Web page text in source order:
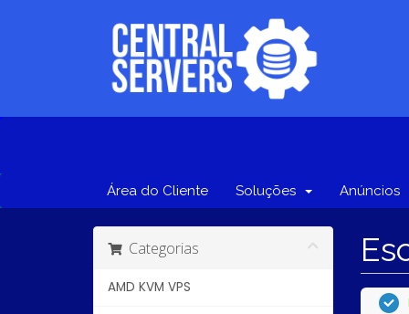
Área do Cliente Soluções Anúncios
Categorias
AMD KVM VPS